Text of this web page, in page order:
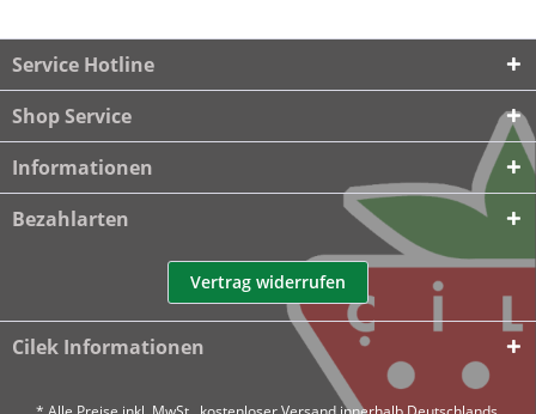
Service Hotline
Shop Service
Informationen
Bezahlarten
Vertrag widerrufen
Cilek Informationen